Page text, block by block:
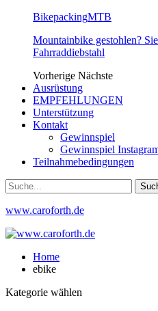
BikepackingMTB
Mountainbike gestohlen?
Fahrraddiebstahl
Vorherige Nächste
Ausrüstung
EMPFEHLUNGEN
Unterstützung
Kontakt
Gewinnspiel
Gewinnspiel
Teilnahmebedingungen
www.caroforth.de
Home
ebike
Kategorie wählen